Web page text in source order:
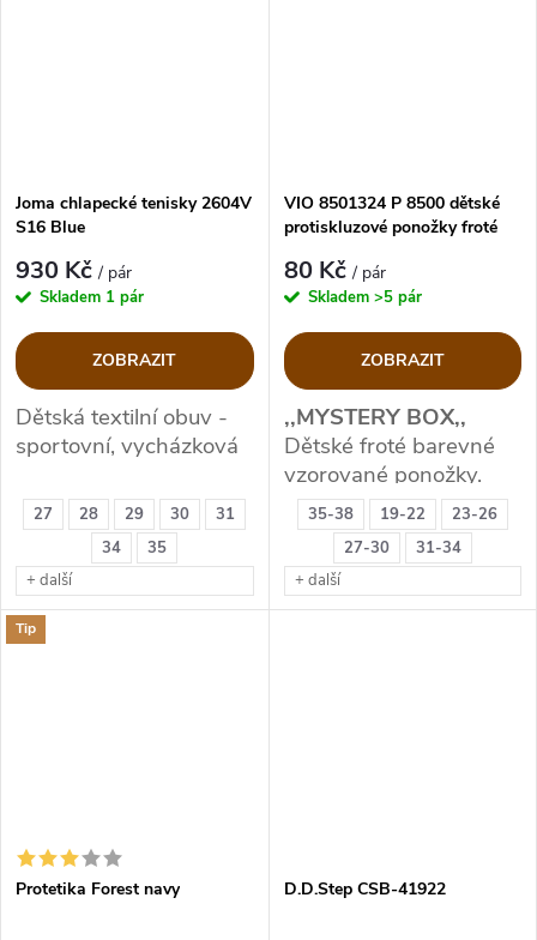
27 28 29 30
31
34
35
+ další
Joma chlapecké tenisky 2604V
S16 Blue
930 Kč/ pár
Skladem 1 pár
ZOBRAZIT
Dětská textilní obuv -
sportovní, vycházková
35-38 19-22
23-26
27-30
31-34
+ další
VIO 8501324 P 8500 dětské
protiskluzové ponožky froté
80 Kč/ pár
Skladem >5 pár
ZOBRAZIT
,,MYSTERY BOX,,
Dětské froté barevné
vzorované ponožky.
Tip
Protetika Forest navy D.D.Step CSB-41922